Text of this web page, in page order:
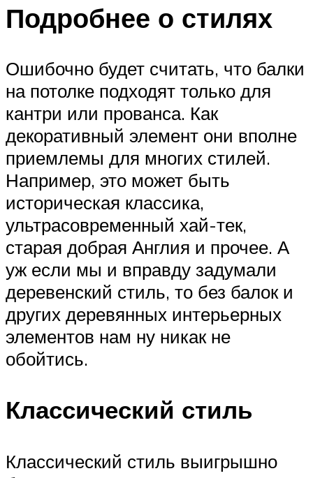
Подробнее о стилях
Ошибочно будет считать, что балки
на потолке подходят только для
кантри или прованса. Как
декоративный элемент они вполне
приемлемы для многих стилей.
Например, это может быть
историческая классика,
ультрасовременный хай-тек,
старая добрая Англия и прочее. А
уж если мы и вправду задумали
деревенский стиль, то без балок и
других деревянных интерьерных
элементов нам ну никак не
обойтись.
Классический стиль
Классический стиль выигрышно